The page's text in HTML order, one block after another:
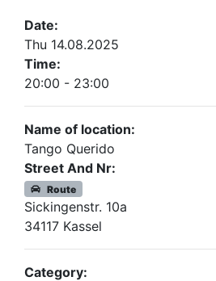
Date:
Thu 14.08.2025
Time:
20:00 - 23:00
Name of location:
Tango Querido
Street And Nr:
Route
Sickingenstr. 10a
34117 Kassel
Category: